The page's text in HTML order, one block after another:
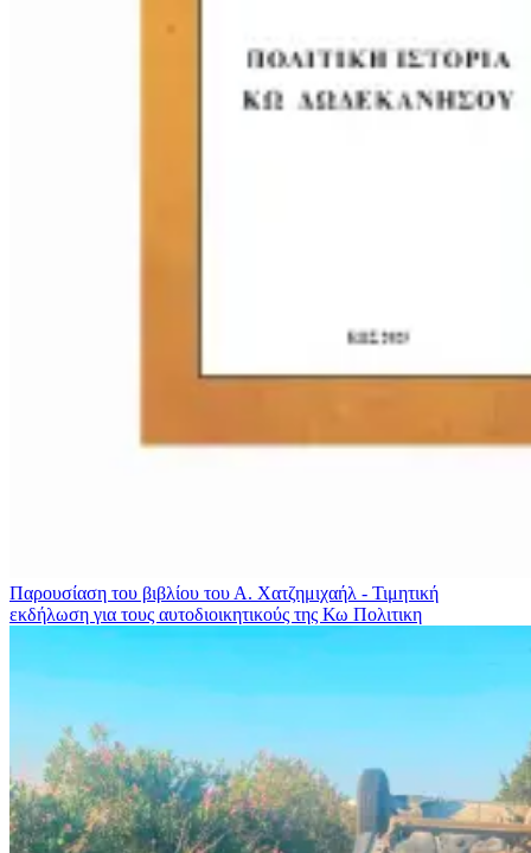
Παρουσίαση του βιβλίου του Α. Χατζημιχαήλ - Τιμητική
εκδήλωση για τους αυτοδιοικητικούς της Κω Πολιτικη